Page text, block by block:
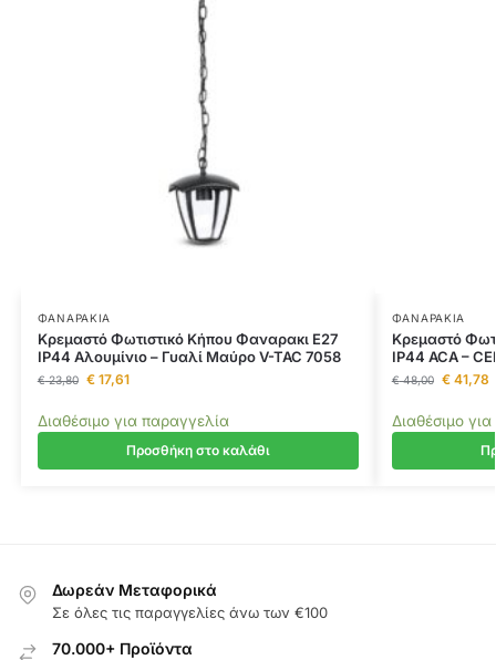
ΦΑΝΑΡΆΚΙΑ
Κρεμαστό Φωτιστικό Κήπου Φαναρακι E27
IP44 Αλουμίνιο – Γυαλί Μαύρο V-TAC 7058
€23,80 €17,61
Διαθέσιμο για παραγγελία
Προσθήκη στο καλάθι
ΦΑΝΑΡΆΚΙΑ
Κρεμαστό
IP44 ACA –
€48,00 €41,78
Διαθέσιμο
Δωρεάν Μεταφορικά
Σε όλες τις παραγγελίες άνω των €100
70.000+ Προϊόντα